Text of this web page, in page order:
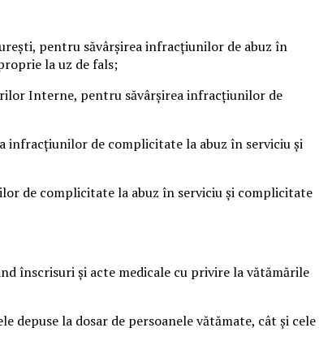
pentru săvârşirea infracţiunilor de abuz în
la uz de fals;
Interne, pentru săvârşirea infracţiunilor de
infracţiunilor de complicitate la abuz în serviciu și
de complicitate la abuz în serviciu și complicitate
înscrisuri și acte medicale cu privire la vătămările
la dosar de persoanele vătămate, cât și cele